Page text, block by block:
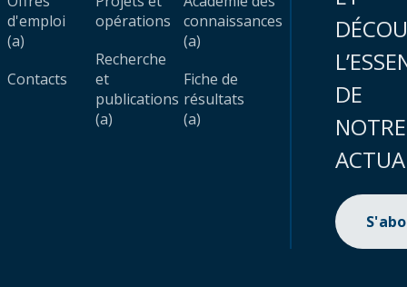
d'emploi
(a)
Contacts
opérations
Recherche
et
publications
(a)
connaissances
(a)
Fiche de
résultats
(a)
DE
NOTRE